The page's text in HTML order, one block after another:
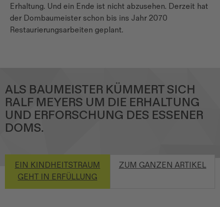
Erhaltung. Und ein Ende ist nicht abzusehen. Derzeit hat
der Dombaumeister schon bis ins Jahr 2070
Restaurierungsarbeiten geplant.
ALS BAUMEISTER KÜMMERT SICH
RALF MEYERS UM DIE ERHALTUNG
UND ERFORSCHUNG DES ESSENER
DOMS.
EIN KINDHEITSTRAUM
GEHT IN ERFÜLLUNG
ZUM GANZEN ARTIKEL